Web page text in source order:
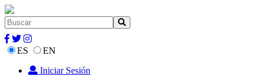
ES
EN
Iniciar Sesión